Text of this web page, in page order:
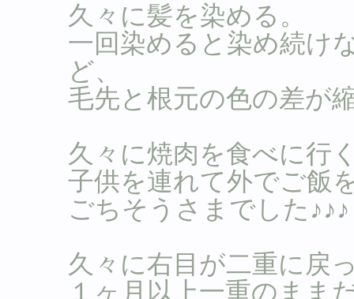
久々に髪を染める。
一回染めると染め続け
ど、
毛先と根元の色の差が
久々に焼肉を食べに行
子供を連れて外でご飯
ごちそうさまでした♪♪♪
久々に右目が二重に戻
１ヶ月以上一重のまま